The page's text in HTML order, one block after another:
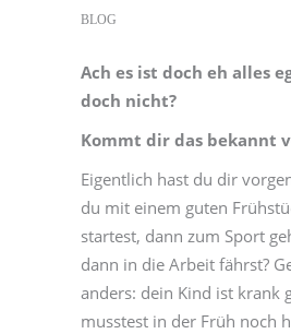
BLOG
Ach es ist doch eh alles
doch nicht?
Kommt dir das bekannt
Eigentlich hast du dir
du mit einem guten
startest, dann zum Sport
dann in die Arbeit fährst?
anders: dein Kind ist krank
musstest in der Früh noch